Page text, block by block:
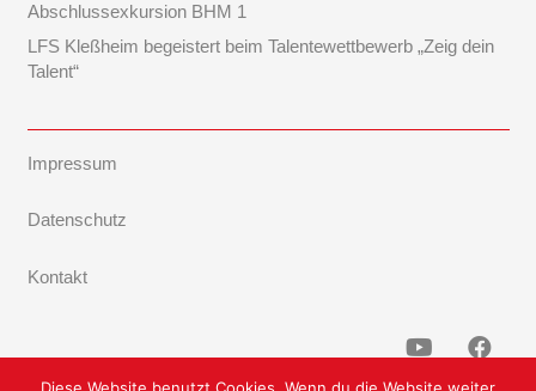
Abschlussexkursion BHM 1
LFS Kleßheim begeistert beim Talentewettbewerb „Zeig dein
Talent“
Impressum
Datenschutz
Kontakt